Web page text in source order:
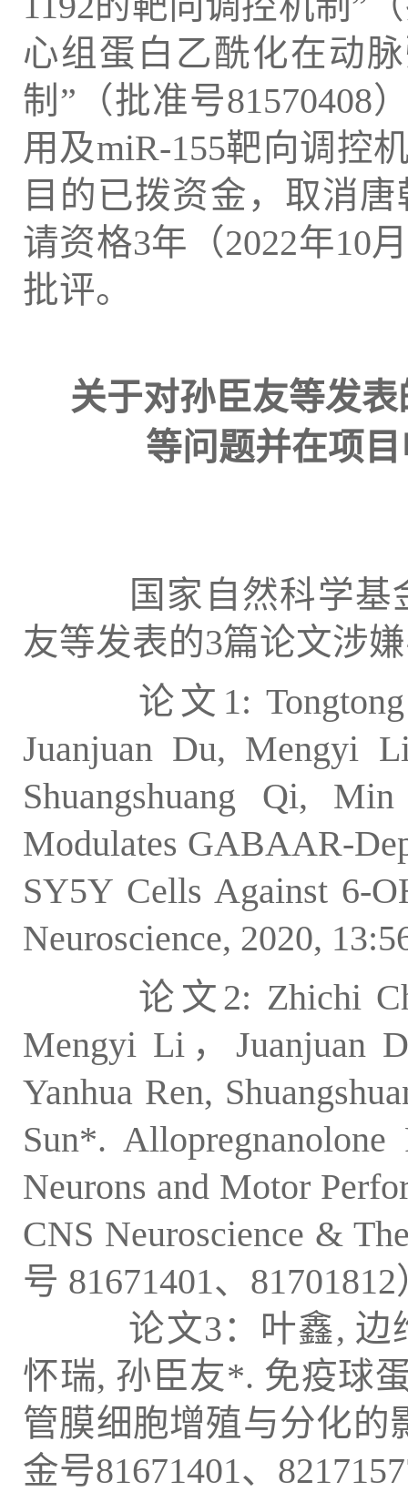
心组蛋白乙酰化在动
制”（批准号81570408
用及miR-155靶向调控
目的已拨资金，取消
请资格3年（2022年10
批评。
关于对孙臣友等发
等问题并在项
国家自然科学基金
友等发表的3篇论文涉
论文1: Tongtong
Juanjuan Du, Mengyi
Shuangshuang Qi,
Modulates GABAAR-
SY5Y Cells Against 6-
Neuroscience, 2020,
论文2: Zhichi
Mengyi Li，Juanjuan
Yanhua Ren,
Sun*. Allopregnanolone
Neurons and Motor
CNS Neuroscience &
号 81671401、81701812
论文3：叶鑫, 边维
怀瑞, 孙臣友*. 免疫球
管膜细胞增殖与分化的
金号81671401、